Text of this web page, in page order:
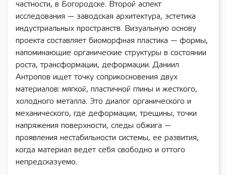
частности, в Богородске. Второй аспект
исследования — заводская архитектура, эстетика
индустриальных пространств. Визуальную основу
проекта составляет биоморфная пластика — формы,
напоминающие органические структуры в состоянии
роста, трансформации, деформации. Даниил
Антропов ищет точку соприкосновения двух
материалов: мягкой, пластичной глины и жесткого,
холодного металла. Это диалог органического и
механического, где деформации, трещины, точки
напряжения поверхности, следы обжига —
проявления нестабильности системы, ее развития,
когда материал ведет себя свободно и оттого
непредсказуемо.